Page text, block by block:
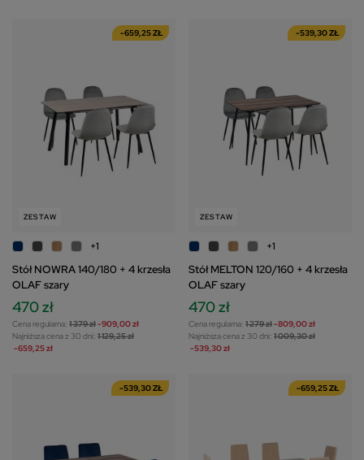
-659,25 ZŁ
ZESTAW
+1
Stół NOWRA 140/180 + 4 krzesła
OLAF szary
470 zł
Cena regularna: 1 379 zł-909,00 zł
Najniższa cena z 30 dni: 1 129,25 zł
-659,25 zł
-539,30 ZŁ
ZESTAW
+1
Stół MELTON 120/160 + 4 krzesła
OLAF szary
470 zł
Cena regularna: 1 279 zł-809,00 zł
Najniższa cena z 30 dni: 1 009,30 zł
-539,30 zł
-539,30 ZŁ -659,25 ZŁ